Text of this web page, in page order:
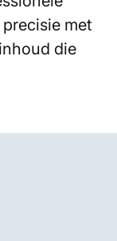
met
die